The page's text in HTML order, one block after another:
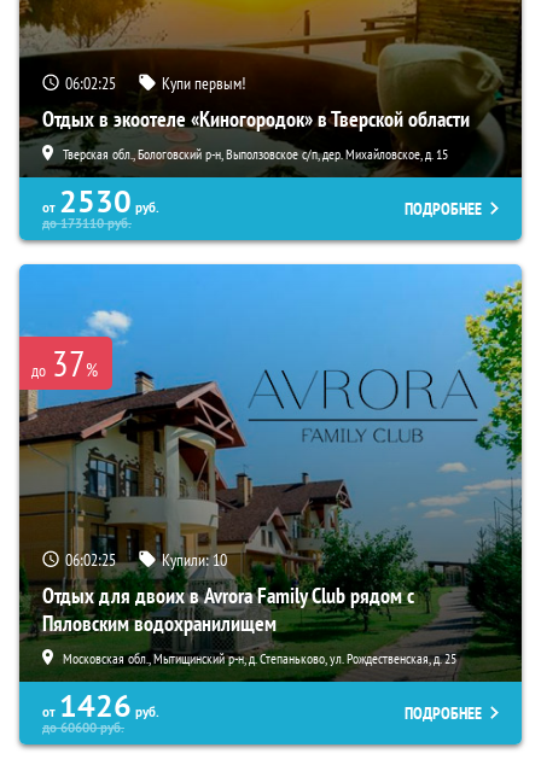
06:02:23 Купи первым!
Отдых в экоотеле «Киногородок» в Тверской области
Тверская обл., Бологовский р-н, Выползовское с/п, дер. Михайловское, д. 15
от 2530 руб.
до173110руб.
ПОДРОБНЕЕ
до 37%
06:02:23 Купили:10
Отдых для двоих в Avrora Family Club рядом с
Пяловским водохранилищем
Московская обл., Мытищинский р-н, д. Степаньково, ул. Рождественская, д. 25
от 1426 руб.
до60600руб.
ПОДРОБНЕЕ